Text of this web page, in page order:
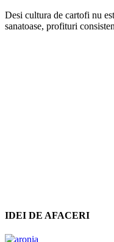
Desi cultura de cartofi nu
sanatoase, profituri
IDEI DE AFACERI